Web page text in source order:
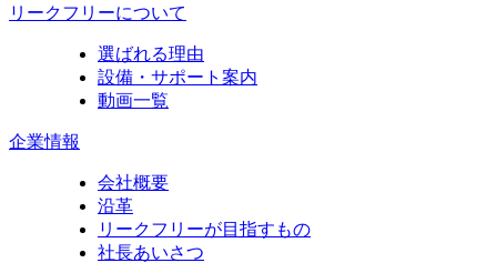
リークフリーについて
選ばれる理由
設備・サポート案内
動画一覧
企業情報
会社概要
沿革
リークフリーが目指すもの
社長あいさつ